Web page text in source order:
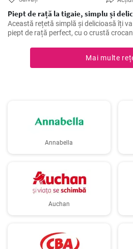
Piept de rață la tigaie, simplu și
Această rețetă simplă și delicioasă îți
piept de rață perfect, cu o crustă
cină elegantă sau de a-ți răsfăța familia.
Mai multe
Annabella
Auchan